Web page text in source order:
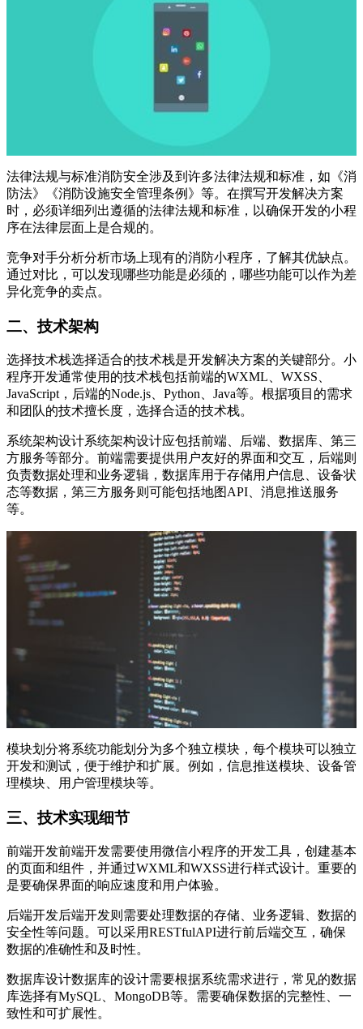
法律法规与标准消防安全涉及到许多法律法规和标准，如《消
防法》《消防设施安全管理条例》等。在撰写开发解决方案
时，必须详细列出遵循的法律法规和标准，以确保开发的小程
序在法律层面上是合规的。
竞争对手分析分析市场上现有的消防小程序，了解其优缺点。
通过对比，可以发现哪些功能是必须的，哪些功能可以作为差
异化竞争的卖点。
二、技术架构
选择技术栈选择适合的技术栈是开发解决方案的关键部分。小
程序开发通常使用的技术栈包括前端的WXML、WXSS、
JavaScript，后端的Node.js、Python、Java等。根据项目的需求
和团队的技术擅长度，选择合适的技术栈。
系统架构设计系统架构设计应包括前端、后端、数据库、第三
方服务等部分。前端需要提供用户友好的界面和交互，后端则
负责数据处理和业务逻辑，数据库用于存储用户信息、设备状
态等数据，第三方服务则可能包括地图API、消息推送服务
等。
模块划分将系统功能划分为多个独立模块，每个模块可以独立
开发和测试，便于维护和扩展。例如，信息推送模块、设备管
理模块、用户管理模块等。
三、技术实现细节
前端开发前端开发需要使用微信小程序的开发工具，创建基本
的页面和组件，并通过WXML和WXSS进行样式设计。重要的
是要确保界面的响应速度和用户体验。
后端开发后端开发则需要处理数据的存储、业务逻辑、数据的
安全性等问题。可以采用RESTfulAPI进行前后端交互，确保
数据的准确性和及时性。
数据库设计数据库的设计需要根据系统需求进行，常见的数据
库选择有MySQL、MongoDB等。需要确保数据的完整性、一
致性和可扩展性。